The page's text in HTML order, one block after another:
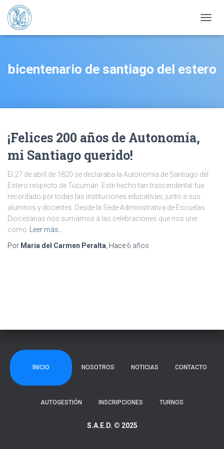
bicentenario de santiago del estero
¡Felices 200 años de Autonomía,
mi Santiago querido!
El 27 de abril de 1820 se declaraba la Autonomía de Santiago del
Estero respecto de Tucumán. Este hecho tan trascendental fue
recordado por todas las instituciones educativas, junto a sus
alumnos y docentes. Desde la Sede Administrativa de Escuelas
Diocesanas nos sumamos a las celebraciones que nos une
como
Leer más…
Por Maria del Carmen Peralta , Hace 6 años
INICIO NOSOTROS NOTICIAS CONTACTO
AUTOGESTIÓN INSCRIPCIONES TURNOS
S.A.E.D. © 2025